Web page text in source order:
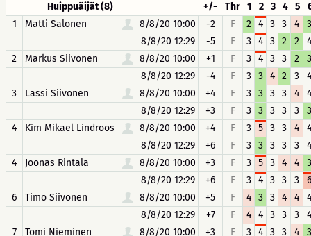
Huippuäijät (8)
+/- Thr 1 2 3 4 5
1
Matti Salonen 8/8/20 10:00 -2 F 2 4 3 3 4
3
8/8/20 12:29
-5 F 3 4 3 2 2
4
2
Markus Siivonen 8/8/20 10:00 +1 F 3 4 3 3 2
3
8/8/20 12:29
-4 F 3 3 4 2 3
4
3
Lassi Siivonen 8/8/20 10:00 +4 F 3 3 3 3 4
4
8/8/20 12:29
+3 F 3 3 3 3 3
3
4
Kim Mikael Lindroos 8/8/20 10:00 +4 F 3 5 3 3 4
4
8/8/20 12:29
+6 F 3 3 3 3 3
4
4
Joonas Rintala 8/8/20 10:00 +3 F 3 5 3 4 4
3
8/8/20 12:29
+6 F 3 4 3 3 3
6
6
Timo Siivonen 8/8/20 10:00 +5 F 4 3 3 4 4
4
8/8/20 12:29
+7 F 4 4 3 3 3
4
7
Tomi Nieminen 8/8/20 10:00 +3 F 3 4 3 3 4
3